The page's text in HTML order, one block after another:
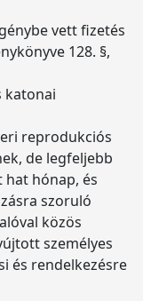
vett fizetés
128. §,
katonai
reprodukciós
de legfeljebb
hónap, és
szoruló
közös
személyes
és rendelkezésre